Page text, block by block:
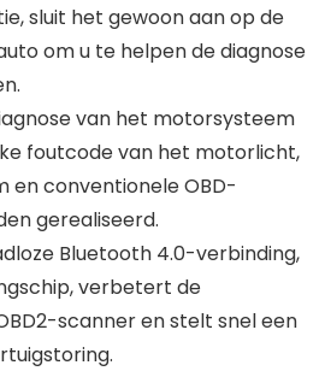
sluit het gewoon aan op de
om u te helpen de diagnose
van het motorsysteem
foutcode van het motorlicht,
en conventionele OBD-
gerealiseerd.
Bluetooth 4.0-verbinding,
verbetert de
scanner en stelt snel een